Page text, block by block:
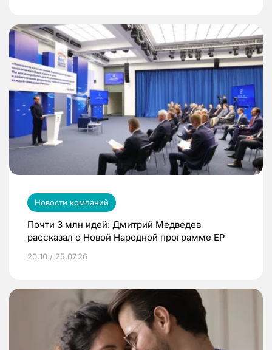
Новости компаний
Почти 3 млн идей: Дмитрий Медведев
рассказал о Новой Народной программе ЕР
20:10 / 25.07.26